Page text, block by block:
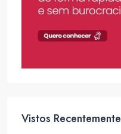
Vistos Recentemente